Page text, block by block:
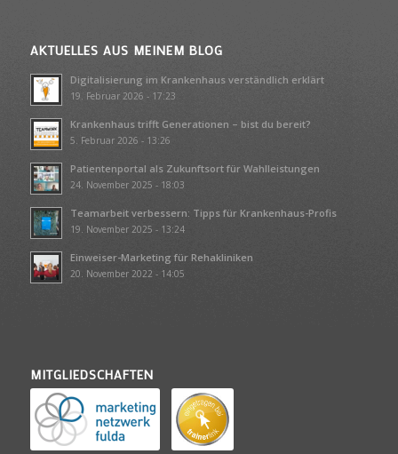
AKTUELLES AUS MEINEM BLOG
Digitalisierung im Krankenhaus verständlich erklärt
19. Februar 2026 - 17:23
Krankenhaus trifft Generationen – bist du bereit?
5. Februar 2026 - 13:26
Patientenportal als Zukunftsort für Wahlleistungen
24. November 2025 - 18:03
Teamarbeit verbessern: Tipps für Krankenhaus-Profis
19. November 2025 - 13:24
Einweiser-Marketing für Rehakliniken
20. November 2022 - 14:05
MITGLIEDSCHAFTEN